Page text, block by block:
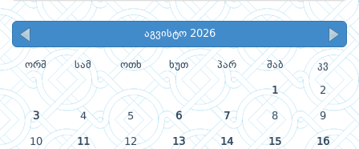
აგვისტო 2026
ორშ სამ ოთხ ხუთ პარ შაბ კვ
1 2
3 4 5 6 7 8 9
10 11 12 13 14 15 16